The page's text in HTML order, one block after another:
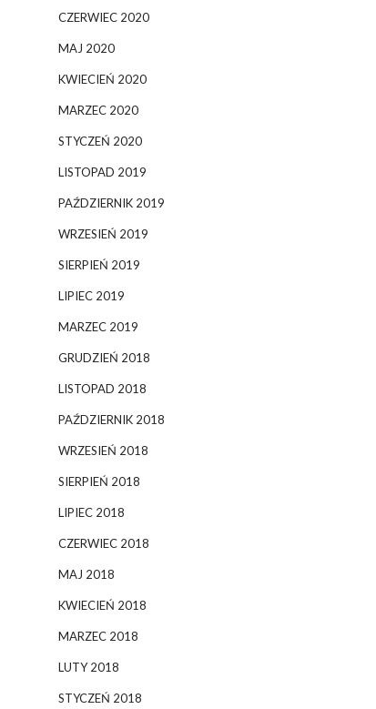
CZERWIEC 2020
MAJ 2020
KWIECIEŃ 2020
MARZEC 2020
STYCZEŃ 2020
LISTOPAD 2019
PAŹDZIERNIK 2019
WRZESIEŃ 2019
SIERPIEŃ 2019
LIPIEC 2019
MARZEC 2019
GRUDZIEŃ 2018
LISTOPAD 2018
PAŹDZIERNIK 2018
WRZESIEŃ 2018
SIERPIEŃ 2018
LIPIEC 2018
CZERWIEC 2018
MAJ 2018
KWIECIEŃ 2018
MARZEC 2018
LUTY 2018
STYCZEŃ 2018